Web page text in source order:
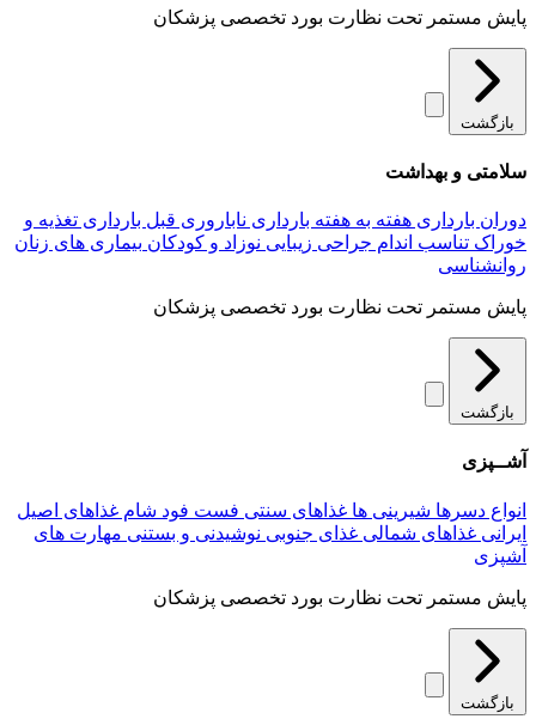
پایش مستمر تحت نظارت بورد تخصصی پزشکان
بازگشت
سلامتی و بهداشت
دوران بارداری هفته به هفته بارداری ناباروری قبل بارداری تغذیه و
خوراک تناسب اندام جراحی زیبایی نوزاد و کودکان بیماری های زنان
روانشناسی
پایش مستمر تحت نظارت بورد تخصصی پزشکان
بازگشت
آشــپزی
انواع دسرها شیرینی ها غذاهای سنتی فست فود شام غذاهای اصیل
ایرانی غذاهای شمالی غذای جنوبی نوشیدنی و بستنی مهارت های
آشپزی
پایش مستمر تحت نظارت بورد تخصصی پزشکان
بازگشت